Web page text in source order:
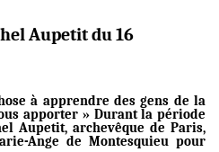
Aupetit du 16
à apprendre des gens de la
apporter » Durant la période
Aupetit, archevêque de Paris,
Ange de Montesquieu pour